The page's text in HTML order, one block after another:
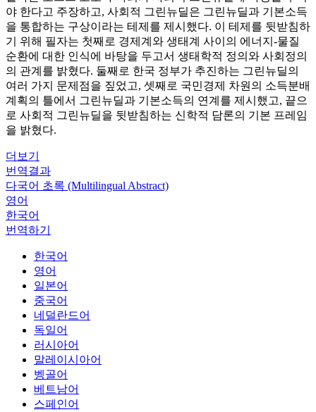
야 한다고 주장하고, 사회적 그린뉴딜은 그린뉴딜과 기본소득
을 통합하는 구상이라는 테제를 제시했다. 이 테제를 뒷받침하
기 위해 필자는 첫째로 경제계와 생태계 사이의 에너지-물질
순환에 대한 인식에 바탕을 두고서 생태학적 정의와 사회정의
의 관계를 밝혔다. 둘째로 한국 정부가 추진하는 그린뉴딜의
여러 가지 문제점을 짚었고, 셋째로 국민경제 차원의 소득분배
계획의 틀에서 그린뉴딜과 기본소득의 연계를 제시했고, 끝으
로 사회적 그린뉴딜을 뒷받침하는 신학적 담론의 기본 프레임
을 밝혔다.
더보기
번역결과
다국어 초록 (Multilingual Abstract)
영어
한국어
번역하기
한국어
영어
일본어
중국어
네덜란드어
독일어
러시아어
말레이시아어
벵골어
베트남어
스페인어